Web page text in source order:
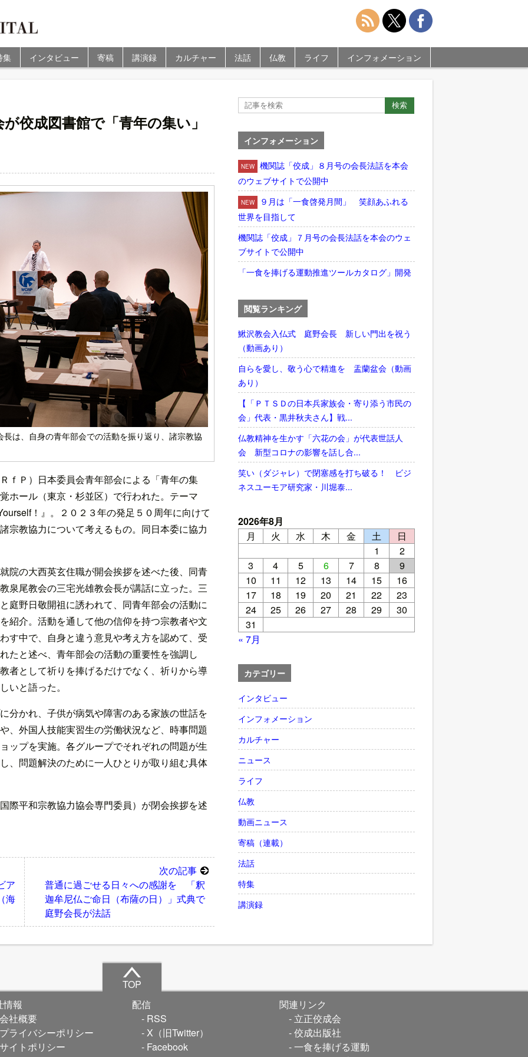
集 インタビュー 寄稿 講演録 カルチャー 法話 仏教 ライフ インフォメーション
佼成図書館で「青年の集い」
は、自身の青年部会での活動を振り返り、諸宗教協
ｆＰ）日本委員会青年部会による「青年の集
ホール（東京・杉並区）で行われた。テーマ
！』。２０２３年の発足５０周年に向けて
宗教協力について考えるもの。同日本委に協力
院の大西英玄住職が開会挨拶を述べた後、同青
泉尾教会の三宅光雄教会長が講話に立った。三
庭野日敬開祖に誘われて、同青年部会の活動に
紹介。活動を通して他の信仰を持つ宗教者や文
す中で、自身と違う意見や考え方を認めて、受
たと述べ、青年部会の活動の重要性を強調し
者として祈りを捧げるだけでなく、祈りから導
いと語った。
分かれ、子供が病気や障害のある家族の世話を
、外国人技能実習生の労働状況など、時事問題
ップを実施。各グループでそれぞれの問題が生
、問題解決のために一人ひとりが取り組む具体
際平和宗教協力協会専門委員）が閉会挨拶を述
ア
海
次の記事
普通に過ごせる日々への感謝を 「釈
迦牟尼仏ご命日（布薩の日）」式典で
庭野会長が法話
インフォメーション
NEW
機関誌「佼成」８月号の会長法話を本会
のウェブサイトで公開中
NEW
９月は「一食啓発月間」 笑顔あふれる
世界を目指して
機関誌「佼成」７月号の会長法話を本会のウェ
ブサイトで公開中
「一食を捧げる運動推進ツールカタログ」開発
閲覧ランキング
鰍沢教会入仏式 庭野会長 新しい門出を祝う
（動画あり）
自らを愛し、敬う心で精進を 盂蘭盆会（動画
あり）
【「ＰＴＳＤの日本兵家族会・寄り添う市民の
会」代表・黒井秋夫さん】戦...
仏教精神を生かす「六花の会」が代表世話人
会 新型コロナの影響を話し合...
笑い（ダジャレ）で閉塞感を打ち破る！ ビジ
ネスユーモア研究家・川堀泰...
2026年8月
月
火 水 木 金 土
日
1
2
3
4 5 6 7 8
9
10
11 12 13 14 15
16
17
18 19 20 21 22
23
24
25 26 27 28 29
30
31
« 7月
カテゴリー
インタビュー
インフォメーション
カルチャー
ニュース
ライフ
仏教
動画ニュース
寄稿（連載）
法話
特集
講演録
TOP
情報
会社概要
プライバシーポリシー
サイトポリシー
配信
RSS
X（旧Twitter）
Facebook
関連リンク
立正佼成会
佼成出版社
一食を捧げる運動